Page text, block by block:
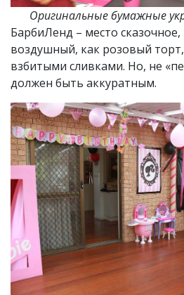
Оригинальные бумажные
БарбиЛенд – место сказочное,
воздушный, как розовый
взбитыми сливками. Но, не
должен быть аккуратным.